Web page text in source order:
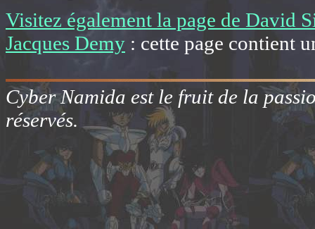
Visitez également la page de David
Jacques Demy : cette page contient
Cyber Namida est le fruit de la
réservés.